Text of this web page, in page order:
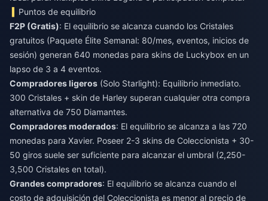
Puntos de equilibrio
F2P (Gratis): El equilibrio se alcanza cuando los Cristales
gratuitos (Paquete Élite Semanal: 80/mes, eventos, inicios de
sesión) generan 640 monedas para skins de Luckybox en un
lapso de 3 a 4 eventos.
Compradores ligeros (Solo Starlight): Equilibrio inmediato.
300 Cristales + skin de Harley superan cualquier otra compra
alternativa de 750 Diamantes.
Compradores moderados: El equilibrio se alcanza a las 720
monedas para Xavier. Poseer 2-3 skins de Coleccionista + 30-
50 giros suele ser suficiente para alcanzar el umbral (2,250-
3,500 Cristales en total).
Grandes compradores: El equilibrio se alcanza cuando el
costo de adquisición del Coleccionista es menor al precio de